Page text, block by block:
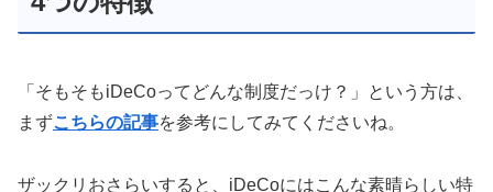
「そもそもiDeCoってどんな制度だっけ？」という方は、
まずこちらの記事を参考にしてみてくださいね。
ザックリおさらいすると、iDeCoにはこんな素晴らしい特